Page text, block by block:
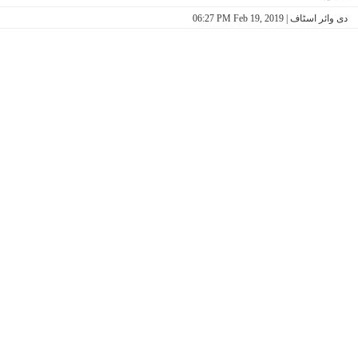
06:27 PM Feb 19, 2019 | دی وائر اسٹاف